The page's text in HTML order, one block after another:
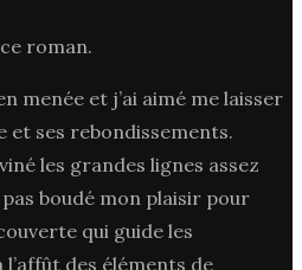
ce roman.
menée et j’ai aimé me laisser
et ses rebondissements.
les grandes lignes assez
boudé mon plaisir pour
qui guide les
l’affût des éléments de